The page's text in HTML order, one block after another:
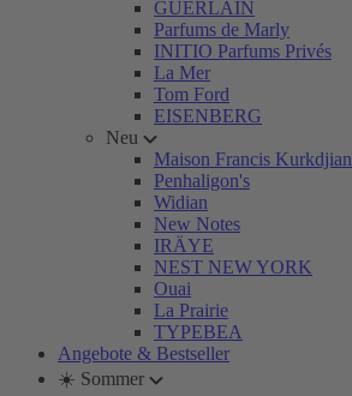
GUERLAIN
Parfums de Marly
INITIO Parfums Privés
La Mer
Tom Ford
EISENBERG
Neu
Maison Francis Kurkdjian
Penhaligon's
Widian
New Notes
IRÄYE
NEST NEW YORK
Ouai
La Prairie
TYPEBEA
Angebote & Bestseller
☀️ Sommer